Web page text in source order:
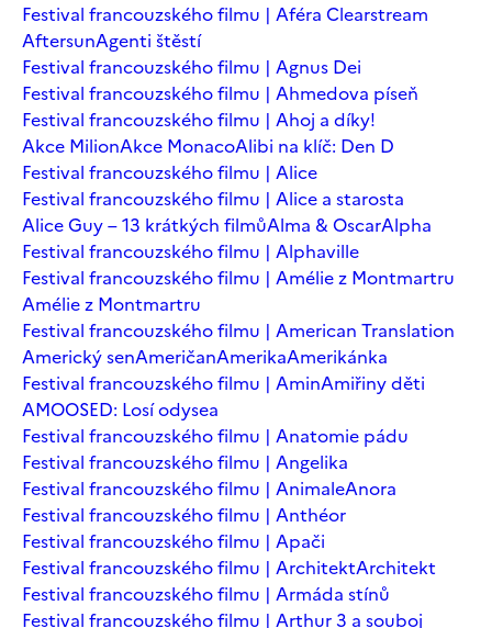
Festival francouzského filmu | Aféra Clearstream
AftersunAgenti štěstí
Festival francouzského filmu | Agnus Dei
Festival francouzského filmu | Ahmedova píseň
Festival francouzského filmu | Ahoj a díky!
Akce MilionAkce MonacoAlibi na klíč: Den D
Festival francouzského filmu | Alice
Festival francouzského filmu | Alice a starosta
Alice Guy – 13 krátkých filmůAlma & OscarAlpha
Festival francouzského filmu | Alphaville
Festival francouzského filmu | Amélie z Montmartru
Amélie z Montmartru
Festival francouzského filmu | American Translation
Americký senAmeričanAmerikaAmerikánka
Festival francouzského filmu | AminAmiřiny děti
AMOOSED: Losí odysea
Festival francouzského filmu | Anatomie pádu
Festival francouzského filmu | Angelika
Festival francouzského filmu | AnimaleAnora
Festival francouzského filmu | Anthéor
Festival francouzského filmu | Apači
Festival francouzského filmu | ArchitektArchitekt
Festival francouzského filmu | Armáda stínů
Festival francouzského filmu | Arthur 3 a souboj